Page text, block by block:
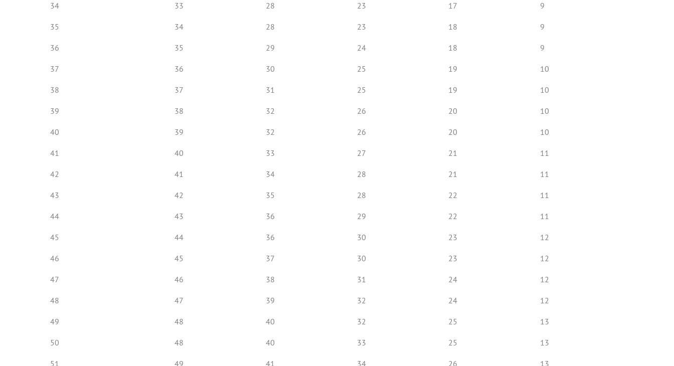
34 33 28 23 17 9
35 34 28 23 18 9
36 35 29 24 18 9
37 36 30 25 19 10
38 37 31 25 19 10
39 38 32 26 20 10
40 39 32 26 20 10
41 40 33 27 21 11
42 41 34 28 21 11
43 42 35 28 22 11
44 43 36 29 22 11
45 44 36 30 23 12
46 45 37 30 23 12
47 46 38 31 24 12
48 47 39 32 24 12
49 48 40 32 25 13
50 48 40 33 25 13
51 49 41 34 26 13